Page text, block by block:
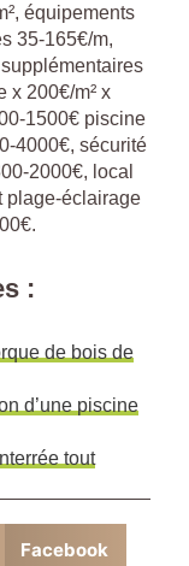
équipements
35-165€/m,
x 200€/m² x
1500€ piscine
4000€, sécurité
2000€, local
plage-éclairage
:
de bois de
d’une piscine
tout
Facebook